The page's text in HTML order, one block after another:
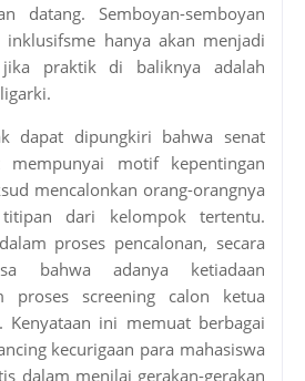
datang. Semboyan-semboyan
inklusifsme hanya akan menjadi
praktik di baliknya adalah
dapat dipungkiri bahwa senat
mempunyai motif kepentingan
mencalonkan orang-orangnya
dari kelompok tertentu.
proses pencalonan, secara
bahwa adanya ketiadaan
proses screening calon ketua
Kenyataan ini memuat berbagai
kecurigaan para mahasiswa
dalam menilai gerakan-gerakan